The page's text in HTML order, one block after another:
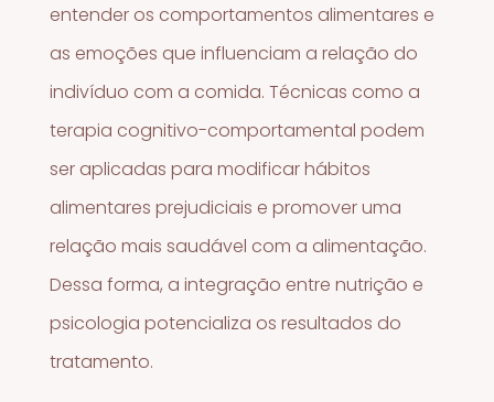
entender os comportamentos alimentares e
as emoções que influenciam a relação do
indivíduo com a comida. Técnicas como a
terapia cognitivo-comportamental podem
ser aplicadas para modificar hábitos
alimentares prejudiciais e promover uma
relação mais saudável com a alimentação.
Dessa forma, a integração entre nutrição e
psicologia potencializa os resultados do
tratamento.